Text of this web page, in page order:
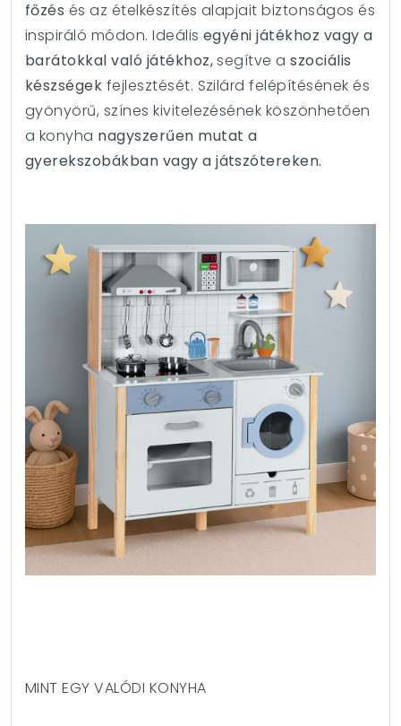
főzés és az ételkészítés alapjait biztonságos és
inspiráló módon. Ideális egyéni játékhoz vagy a
barátokkal való játékhoz,segítve aszociális
készségek fejlesztését. Szilárd felépítésének és
gyönyörű, színes kivitelezésének köszönhetően
a konyha nagyszerűen mutat a
gyerekszobákban vagy a játszótereken.
MINT EGY VALÓDI KONYHA